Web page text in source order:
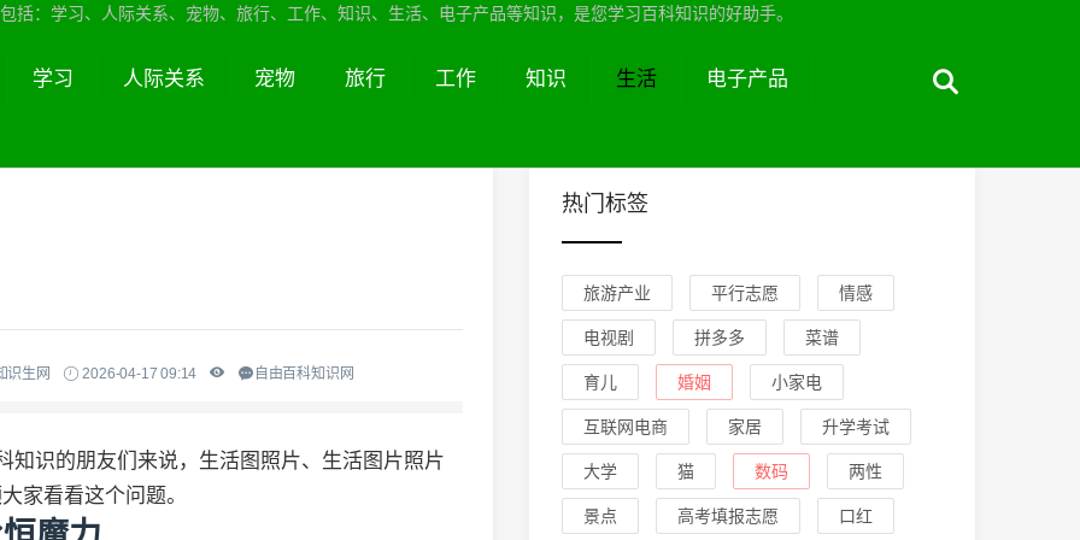
括：学习、人际关系、宠物、旅行、工作、知识、生活、电子产品等知识，是您学习百科知识的好助手。
学习 人际关系 宠物 旅行 工作 知识 生活 电子产品
识生网 2026-04-17 09:14 自由百科知识网
知识的朋友们来说，生活图照片、生活图片照片
家看看这个问题。
热门标签
旅游产业 平行志愿 情感
电视剧 拼多多 菜谱
育儿 婚姻 小家电
互联网电商 家居 升学考试
大学 猫 数码 两性
景点 高考填报志愿 口红